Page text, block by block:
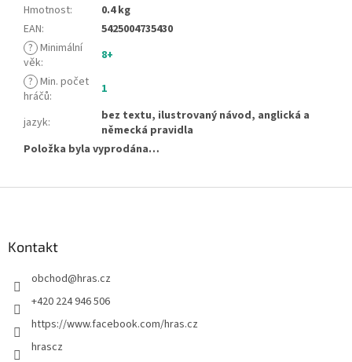
Hmotnost:
0.4 kg
EAN:
5425004735430
? Minimální
věk:
8+
? Min. počet
hráčů: 1
jazyk:
bez textu, ilustrovaný návod, anglická a
německá pravidla
Položka byla vyprodána…
Kontakt
obchod@hras.cz
+420 224 946 506
https://www.facebook.com/hras.cz
hrascz